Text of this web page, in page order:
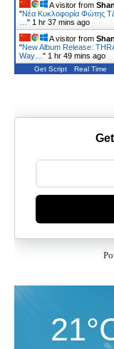
A visitor from
"Νέα Κυκλοφορία Φώτης
" 1 hr 37 mins ago
A visitor from
"New Album Release:
Way… " 1 hr 49 mins ago
Get Script Real Time